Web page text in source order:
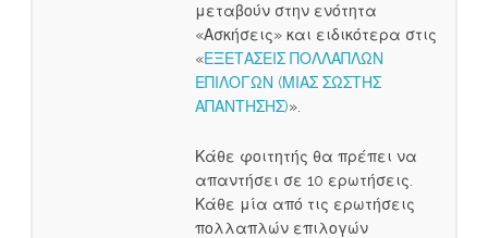
μεταβούν στην ενότητα
«Ασκήσεις» και ειδικότερα στις
«ΕΞΕΤΑΣΕΙΣ ΠΟΛΛΑΠΛΩΝ
ΕΠΙΛΟΓΩΝ (ΜΙΑΣ ΣΩΣΤΗΣ
ΑΠΑΝΤΗΣΗΣ)».
Κάθε φοιτητής θα πρέπει να
απαντήσει σε 10 ερωτήσεις.
Κάθε μία από τις ερωτήσεις
πολλαπλών επιλογών